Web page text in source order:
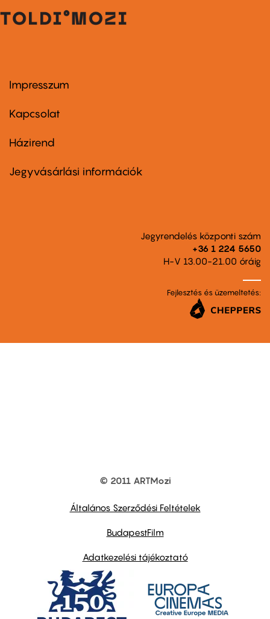
Footer
first
Impresszum
Kapcsolat
Footer
second
Házirend
Jegyvásárlási információk
Jegyrendelés központi szám
+36 1 224 5650
H-V 13.00-21.00 óráig
Fejlesztés és üzemeltetés:
© 2011 ARTMozi
Általános Szerződési Feltételek
BudapestFilm
Adatkezelési tájékoztató